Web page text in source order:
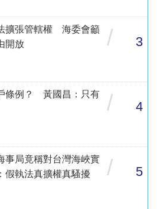
擴張管轄權 海委會籲
開放
/ 3
條例？ 黃國昌：只有
/ 4
局竟稱對台灣海峽實
執法真擴權真騷擾
/ 5